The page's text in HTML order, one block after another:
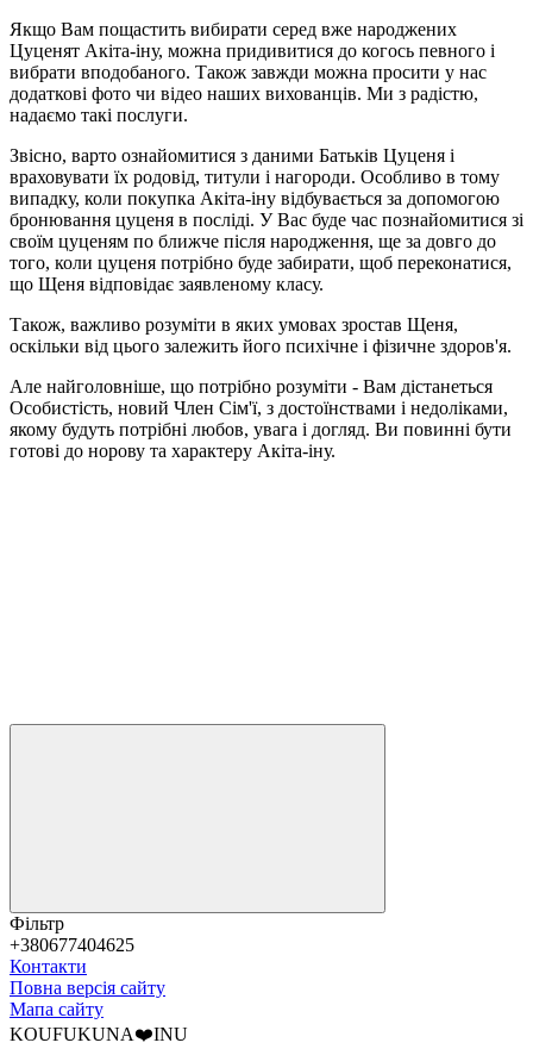
Якщо Вам пощастить вибирати серед вже народжених
Цуценят Акіта-іну, можна придивитися до когось певного і
вибрати вподобаного. Також завжди можна просити у нас
додаткові фото чи відео наших вихованців. Ми з радістю,
надаємо такі послуги.
Звісно, варто ознайомитися з даними Батьків Цуценя і
враховувати їх родовід, титули і нагороди. Особливо в тому
випадку, коли покупка Акіта-іну відбувається за допомогою
бронювання цуценя в посліді. У Вас буде час познайомитися зі
своїм цуценям по ближче після народження, ще за довго до
того, коли цуценя потрібно буде забирати, щоб переконатися,
що Щеня відповідає заявленому класу.
Також, важливо розуміти в яких умовах зростав Щеня,
оскільки від цього залежить його психічне і фізичне здоров'я.
Але найголовніше, що потрібно розуміти - Вам дістанеться
Особистість, новий Член Сім'ї, з достоїнствами і недоліками,
якому будуть потрібні любов, увага і догляд. Ви повинні бути
готові до норову та характеру Акіта-іну.
Фільтр
+380677404625
Контакти
Повна версія сайту
Мапа сайту
KOUFUKUNA❤️INU